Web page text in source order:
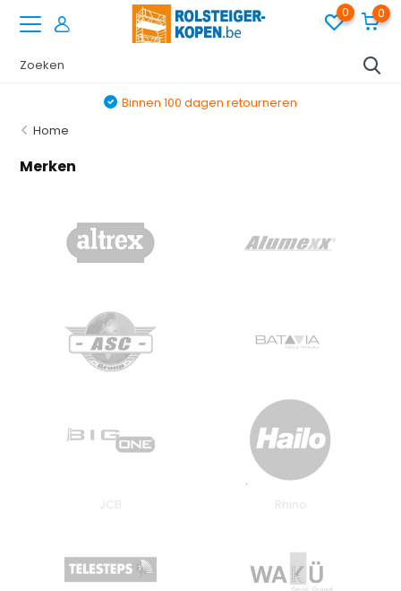
0 0
Binnen 100 dagen retourneren
Home
Merken
JCB Rhino